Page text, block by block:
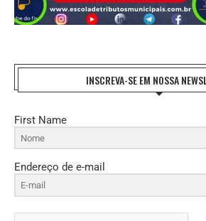
INSCREVA-SE EM NOSSA
First Name
Endereço de e-mail